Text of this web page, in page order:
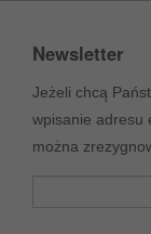
Newsletter
Jeżeli chcą
wpisanie adresu
można